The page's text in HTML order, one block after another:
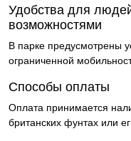
Удобства для
возможностями
В парке предусмотрены
ограниченной
Способы оплаты
Оплата принимается
британских фунтах или